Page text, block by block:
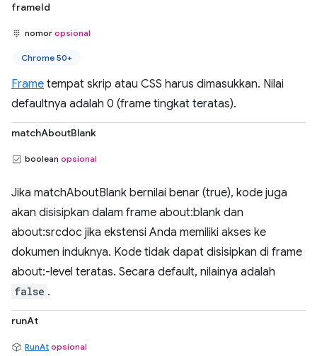
frameId
nomor opsional
Chrome 50+
Frame tempat skrip atau CSS harus dimasukkan. Nilai
defaultnya adalah 0 (frame tingkat teratas).
matchAboutBlank
boolean opsional
Jika matchAboutBlank bernilai benar (true), kode juga
akan disisipkan dalam frame about:blank dan
about:srcdoc jika ekstensi Anda memiliki akses ke
dokumen induknya. Kode tidak dapat disisipkan di frame
about:-level teratas. Secara default, nilainya adalah
false .
runAt
RunAt opsional